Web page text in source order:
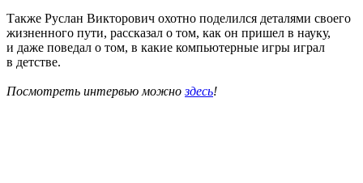
Также Руслан Викторович охотно поделился деталями своего
жизненного пути, рассказал о том, как он пришел в науку,
и даже поведал о том, в какие компьютерные игры играл
в детстве.
Посмотреть интервью можноздесь!